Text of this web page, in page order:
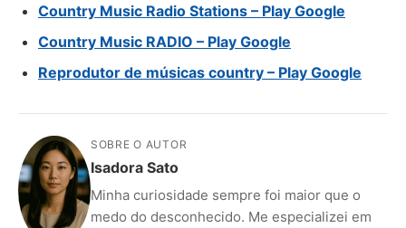
Country Music Radio Stations – Play Google
Country Music RADIO – Play Google
Reprodutor de músicas country – Play Google
SOBRE O AUTOR
Isadora Sato
Minha curiosidade sempre foi maior que o
medo do desconhecido. Me especializei em